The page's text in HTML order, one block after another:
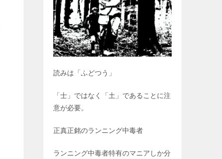
読みは「ふどつう」
「士」ではなく「土」であることに注
意が必要。
正真正銘のランニング中毒者
ランニング中毒者特有のマニアしか分